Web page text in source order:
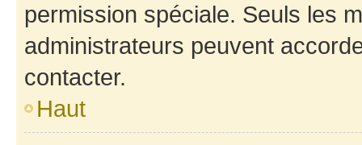
permission spéciale. Seuls les
administrateurs peuvent
contacter.
Haut